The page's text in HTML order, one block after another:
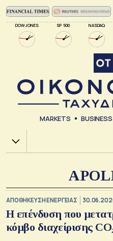
DOW JONES SP 500 NASDAQ
MARKETS BUSINESS
Χ.Α.
ΑΠΟΘΗΚΕΥΣΗ ΕΝΕΡΓΕΙΑΣ
Η επένδυση που
κόμβο διαχείρισης